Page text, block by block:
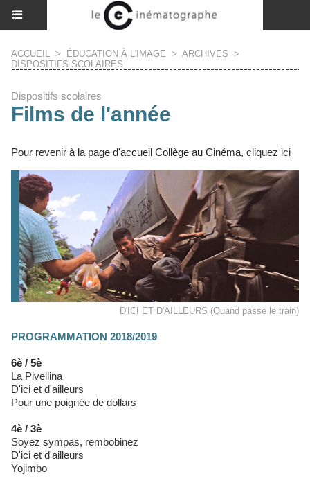
ACCUEIL > ÉDUCATION À L'IMAGE > ARCHIVES >
DISPOSITIFS SCOLAIRES
Dispositifs scolaires
Films de l'année
Pour revenir à la page d'accueil Collège au Cinéma, cliquez ici
D'ICI ET D'AILLEURS (Quand passe le train)
PROGRAMMATION 2018/2019
6è / 5è
La Pivellina
D'ici et d'ailleurs
Pour une poignée de dollars
4è / 3è
Soyez sympas, rembobinez
D'ici et d'ailleurs
Yojimbo